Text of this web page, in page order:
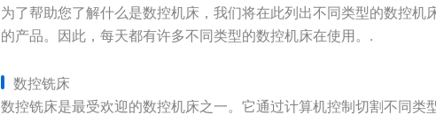
为了帮助您了解什么是数控机床，我们将在此列出不同类型的数控机
的产品。因此，每天都有许多不同类型的数控机床在使用。.
数控铣床
数控铣床是最受欢迎的数控机床之一。它通过计算机控制切割不同类